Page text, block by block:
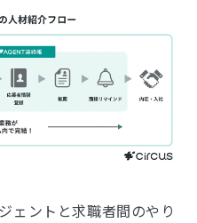
ェントと求職者間のやり